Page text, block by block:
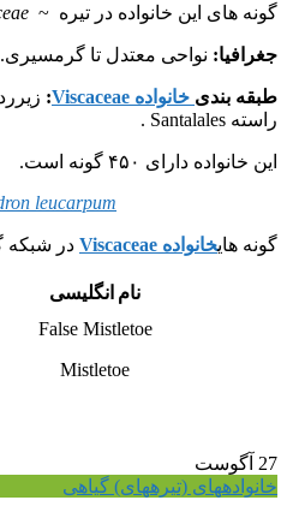
گونه های این خانواده در تیره ~
جغرافیا: نواحی معتدل تا گرمسیری. X=10-14 .
طبقه بندی خانواده Viscaceae :
راسته Santalales .
این خانواده دارای ۴۵۰ گونه است.
leucarpum
گونه هایخانواده Viscaceae در شبکه
نام انگلیسی
False Mistletoe
Mistletoe
27 آگوست
خانواده‎های (تیره‎های) گیاهی